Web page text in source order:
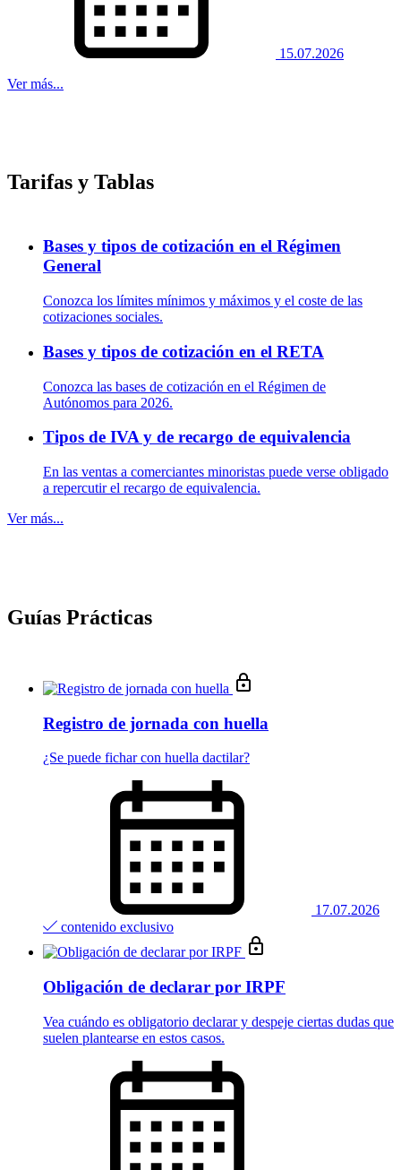
15.07.2026
Ver más...
Tarifas y Tablas
Bases y tipos de cotización en el Régimen
General
Conozca los límites mínimos y máximos y el coste de las
cotizaciones sociales.
Bases y tipos de cotización en el RETA
Conozca las bases de cotización en el Régimen de
Autónomos para 2026.
Tipos de IVA y de recargo de equivalencia
En las ventas a comerciantes minoristas puede verse obligado
a repercutir el recargo de equivalencia.
Ver más...
Guías Prácticas
Registro de jornada con huella
¿Se puede fichar con huella dactilar?
17.07.2026
contenido exclusivo
Obligación de declarar por IRPF
Vea cuándo es obligatorio declarar y despeje ciertas dudas que
suelen plantearse en estos casos.